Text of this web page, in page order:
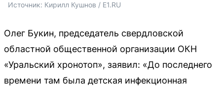
Источник: Кирилл Кушнов / E1.RU
Олег Букин, председатель свердловской
областной общественной организации ОКН
«Уральский хронотоп», заявил: «До последнего
времени там была детская инфекционная